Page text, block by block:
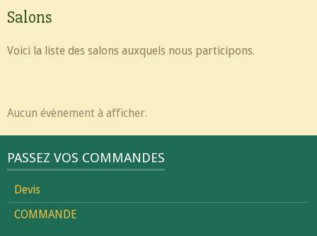
Salons
Voici la liste des salons auxquels nous participons.
Aucun évènement à afficher.
PASSEZ VOS COMMANDES
Devis
COMMANDE